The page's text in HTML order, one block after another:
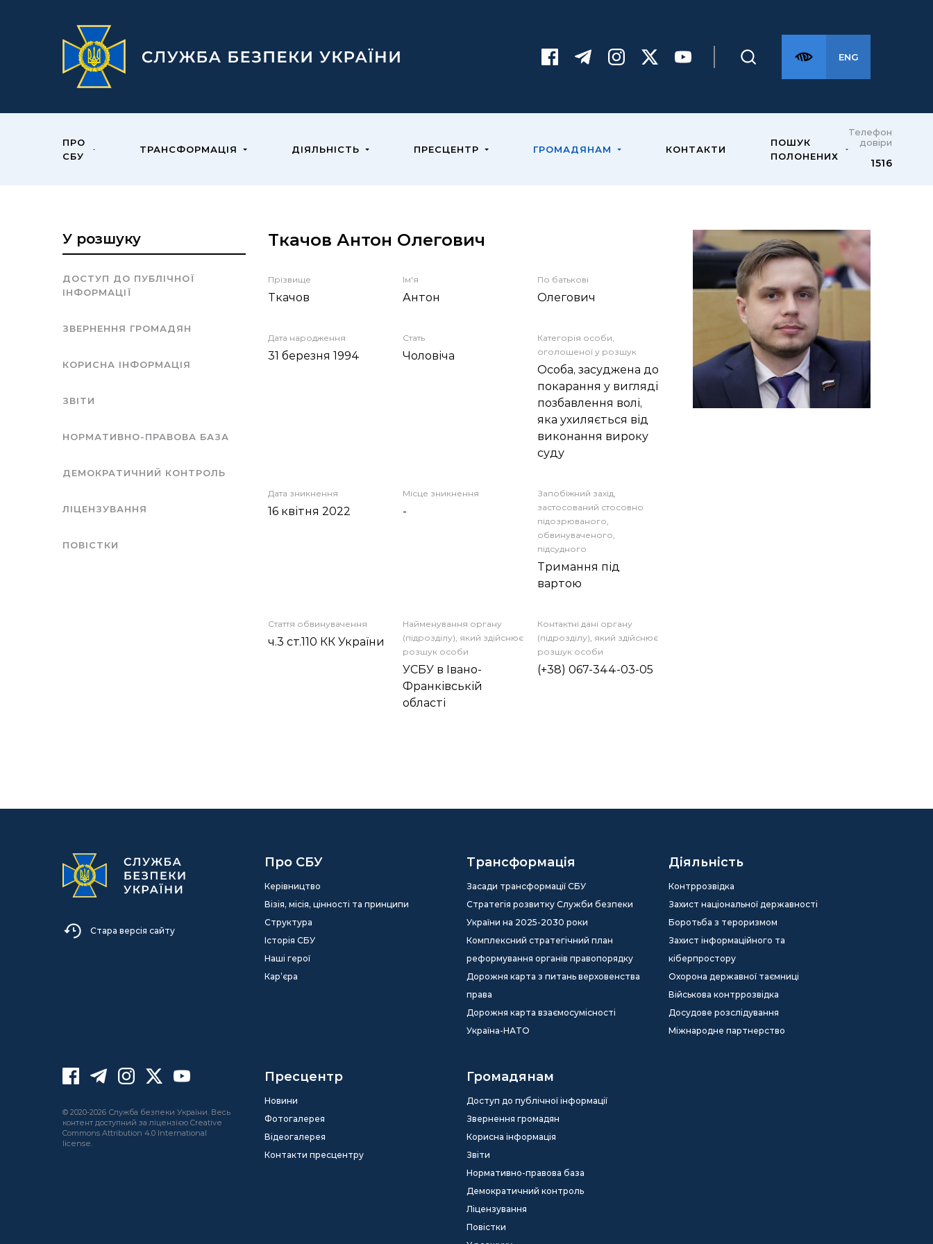
ENG
ПРО
СБУ
ТРАНСФОРМАЦІЯ ДІЯЛЬНІСТЬ ПРЕСЦЕНТР ГРОМАДЯНАМ КОНТАКТИ
ПОШУК
ПОЛОНЕНИХ
Телефон
довіри
1516
У розшуку
ДОСТУП ДО ПУБЛІЧНОЇ
ІНФОРМАЦІЇ
ЗВЕРНЕННЯ ГРОМАДЯН
КОРИСНА ІНФОРМАЦІЯ
ЗВІТИ
НОРМАТИВНО-ПРАВОВА БАЗА
ДЕМОКРАТИЧНИЙ КОНТРОЛЬ
ЛІЦЕНЗУВАННЯ
ПОВІСТКИ
Ткачов Антон Олегович
Прізвище
Ткачов
Ім'я
Антон
По батькові
Олегович
Дата народження
31 березня 1994
Стать
Чоловіча
Категорія особи,
оголошеної у розшук
Особа, засуджена до
покарання у вигляді
позбавлення волі,
яка ухиляється від
виконання вироку
суду
Дата зникнення
16 квітня 2022
Місце зникнення
-
Запобіжний захід,
застосований стосовно
підозрюваного,
обвинуваченого,
підсудного
Тримання під
вартою
Стаття обвинувачення
ч.3 ст.110 КК України
Найменування органу
(підрозділу), який здійснює
розшук особи
УСБУ в Івано-
Франківській
області
Контактні дані органу
(підрозділу), який здійснює
розшук особи
(+38) 067-344-03-05
Стара версія сайту
Про СБУ
Керівництво
Візія, місія, цінності та принципи
Структура
Історія СБУ
Наші герої
Кар’єра
Трансформація
Засади трансформації СБУ
Стратегія розвитку Служби безпеки
України на 2025-2030 роки
Комплексний стратегічний план
реформування органів правопорядку
Дорожня карта з питань верховенства
права
Дорожня карта взаємосумісності
Україна-НАТО
Діяльність
Контррозвідка
Захист національної державності
Боротьба з тероризмом
Захист інформаційного та
кіберпростору
Охорона державної таємниці
Військова контррозвідка
Досудове розслідування
Міжнародне партнерство
Пресцентр
Новини
Фотогалерея
Відеогалерея
Контакти пресцентру
Громадянам
Доступ до публічної інформації
Звернення громадян
Корисна інформація
Звіти
Нормативно-правова база
Демократичний контроль
Ліцензування
Повістки
© 2020-2026 Служба безпеки України. Весь
контент доступний за ліцензією Creative
Commons Attribution 4.0 International
license.